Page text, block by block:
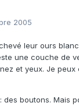
2005
leur ours
une couche de
et yeux. Je peux
des boutons. Mais